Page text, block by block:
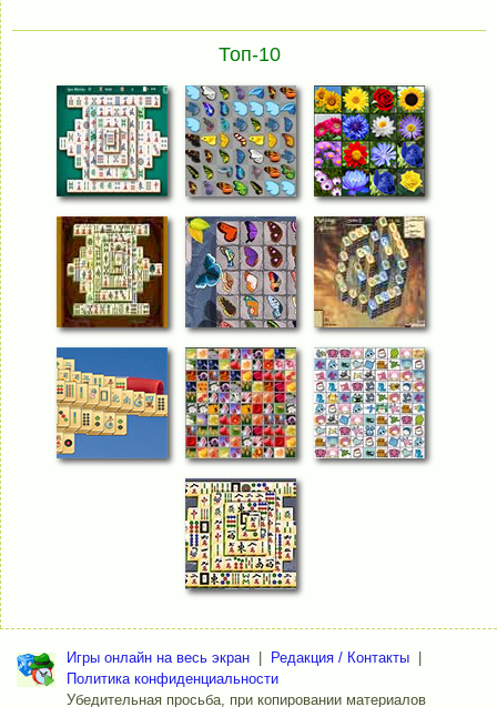
Топ-10
Игры онлайн на весь экран Редакция / Контакты
Политика конфиденциальности
Убедительная просьба, при копировании материалов